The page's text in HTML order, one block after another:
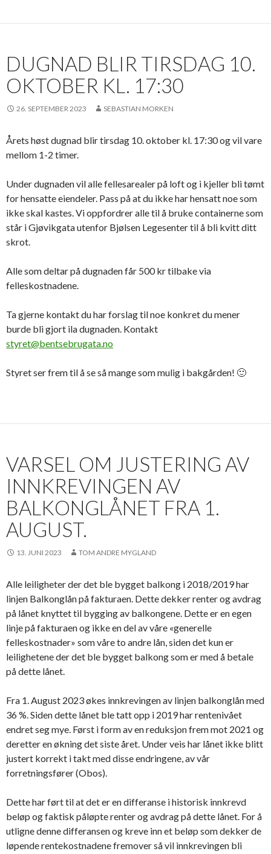
DUGNAD BLIR TIRSDAG 10.
OKTOBER KL. 17:30
26. SEPTEMBER 2023 SEBASTIAN MORKEN
Årets høst dugnad blir tirsdag 10. oktober kl. 17:30 og vil vare
mellom 1-2 timer.
Under dugnaden vil alle fellesarealer på loft og i kjeller bli tømt
for hensatte eiendeler. Pass på at du ikke har hensatt noe som
ikke skal kastes. Vi oppfordrer alle til å bruke containerne som
står i Gjøvikgata utenfor Bjølsen Legesenter til å bli kvitt ditt
skrot.
Alle som deltar på dugnaden får 500 kr tilbake via
felleskostnadene.
Ta gjerne kontakt du har forslag til noe konkret du mener
burde bli gjort ila dugnaden. Kontakt
styret@bentsebrugata.no
Styret ser frem til å se så mange som mulig i bakgården! 🙂
VARSEL OM JUSTERING AV
INNKREVINGEN AV
BALKONGLÅNET FRA 1.
AUGUST.
13. JUNI 2023 TOM ANDRE MYGLAND
Alle leiligheter der det ble bygget balkong i 2018/2019 har
linjen Balkonglån på fakturaen. Dette dekker renter og avdrag
på lånet knyttet til bygging av balkongene. Dette er en egen
linje på fakturaen og ikke en del av våre «generelle
felleskostnader» som våre to andre lån, siden det kun er
leilighetene der det ble bygget balkong som er med å betale
på dette lånet.
Fra 1. August 2023 økes innkrevingen av linjen balkonglån med
36 %. Siden dette lånet ble tatt opp i 2019 har rentenivået
endret seg mye. Først i form av en reduksjon frem mot 2021 og
deretter en økning det siste året. Under veis har lånet ikke blitt
justert korrekt i takt med disse endringene, av vår
forretningsfører (Obos).
Dette har ført til at det er en differanse i historisk innkrevd
beløp og faktisk påløpte renter og avdrag på dette lånet. For å
utligne denne differansen og kreve inn et beløp som dekker de
løpende rentekostnadene fremover så vil innkrevingen bli